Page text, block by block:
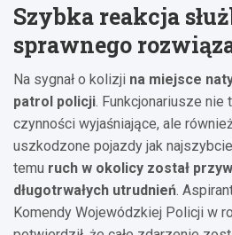
Szybka reakcja
sprawnego
Na sygnał o kolizji na miejsce
patrol policji. Funkcjonariusze
czynności wyjaśniające, ale
uszkodzone pojazdy jak
temu ruch w okolicy został
długotrwałych utrudnień.
Komendy Wojewódzkiej Policji w